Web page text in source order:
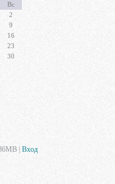
Вс
2
9
16
23
30
Вход